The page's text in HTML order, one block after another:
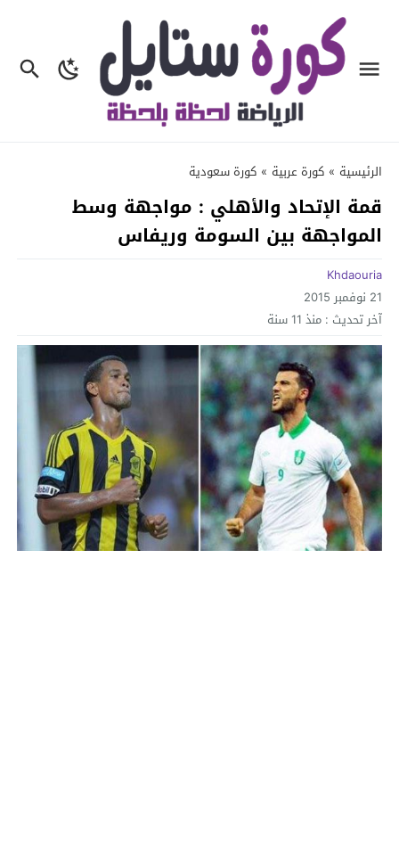
الرئيسية » كورة عربية » كورة سعودية
قمة الإتحاد والأهلي : مواجهة وسط
المواجهة بين السومة وريفاس
Khdaouria
21 نوفمبر 2015
آخر تحديث : منذ 11 سنة